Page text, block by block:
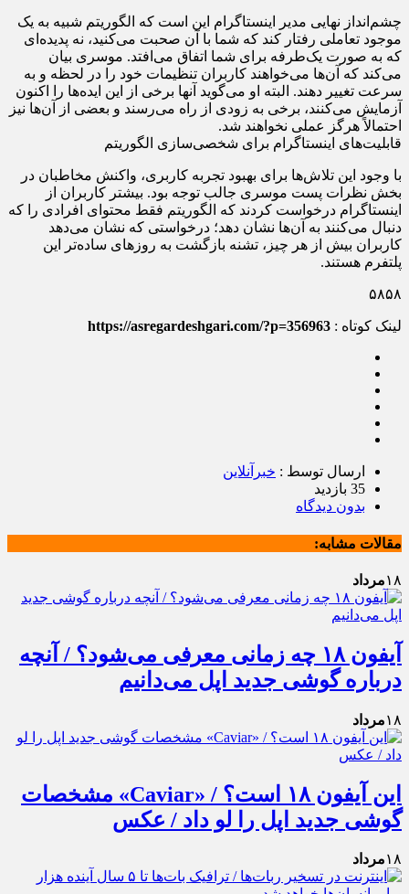
چشم‌انداز نهایی مدیر اینستاگرام این است که الگوریتم شبیه به یک
موجود تعاملی رفتار کند که شما با آن صحبت می‌کنید، نه پدیده‌ای
که به صورت یک‌طرفه برای شما اتفاق می‌افتد. موسری بیان
می‌کند که آن‌ها می‌خواهند کاربران تنظیمات خود را در لحظه و به
سرعت تغییر دهند. البته او می‌گوید آنها برخی از این ایده‌ها را اکنون
آزمایش می‌کنند، برخی به زودی از راه می‌رسند و بعضی از آن‌ها نیز
احتمالاً هرگز عملی نخواهند شد.
قابلیت‌های اینستاگرام برای شخصی‌سازی الگوریتم
با وجود این تلاش‌ها برای بهبود تجربه کاربری، واکنش مخاطبان در
بخش نظرات پست موسری جالب توجه بود. بیشتر کاربران از
اینستاگرام درخواست کردند که الگوریتم فقط محتوای افرادی را که
دنبال می‌کنند به آن‌ها نشان دهد؛ درخواستی که نشان می‌دهد
کاربران بیش از هر چیز، تشنه بازگشت به روزهای ساده‌تر این
پلتفرم هستند.
۵۸۵۸
لینک کوتاه : https://asregardeshgari.com/?p=356963
ارسال توسط : خبرآنلاین
35 بازدید
بدون دیدگاه
مقالات مشابه:
۱۸مرداد
آیفون ۱۸ چه زمانی معرفی می‌شود؟ / آنچه
درباره گوشی جدید اپل می‌دانیم
۱۸مرداد
این آیفون ۱۸ است؟ / «Caviar» مشخصات
گوشی جدید اپل را لو داد / عکس
۱۸مرداد